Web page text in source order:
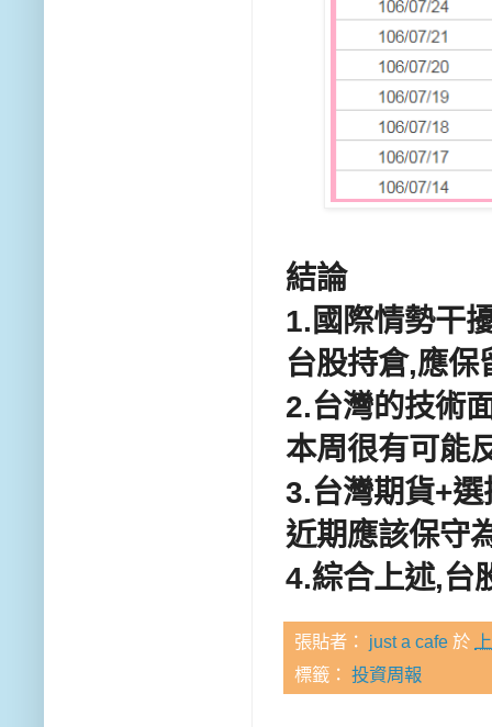
結論
1.國際情勢干
台股持倉,應保
2.台灣的技術
本周很有可能
3.台灣期貨+
近期應該保守
4.綜合上述,台
張貼者： just a cafe 於
標籤： 投資周報